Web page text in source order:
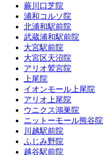
蕨川口芝院
浦和コルソ院
北浦和駅前院
武蔵浦和駅前院
大宮駅前院
大宮区天沼院
アリオ鷲宮院
上尾院
イオンモール上尾院
アリオ上尾院
ウニクス鴻巣院
ニットーモール熊谷院
川越駅前院
ふじみ野院
越谷駅前院